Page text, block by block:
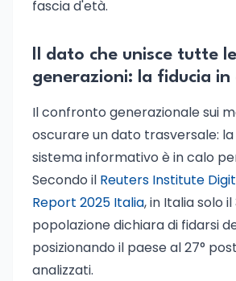
fascia d'età.
Il dato che unisce tutte le
generazioni: la fiducia in
Il confronto generazionale sui
oscurare un dato trasversale:
sistema informativo è in calo
Secondo il Reuters Institute
Report 2025 Italia, in Italia solo
popolazione dichiara di fidarsi
posizionando il paese al 27°
analizzati.